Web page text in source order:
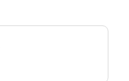
岬ゆきひろ 陽香
滝恵介